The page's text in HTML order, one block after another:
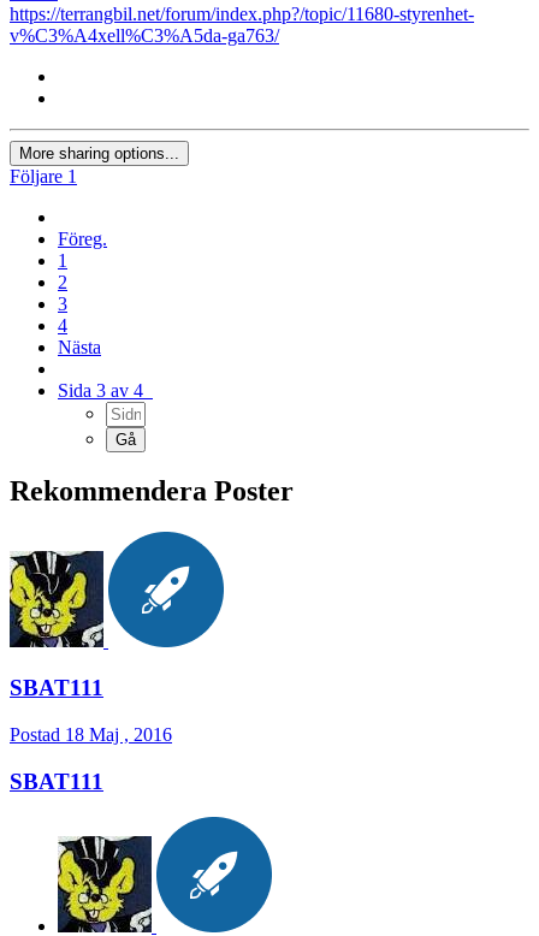
https://terrangbil.net/forum/index.php?/topic/11680-styrenhet-
v%C3%A4xell%C3%A5da-ga763/
More sharing options...
Följare 1
Föreg.
1
2
3
4
Nästa
Sida 3 av 4
Rekommendera Poster
SBAT111
Postad 18 Maj , 2016
SBAT111